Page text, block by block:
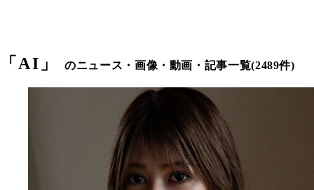
「 AI 」のニュース・画像・動画・記事一覧(2489件)